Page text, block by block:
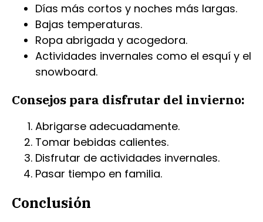
Días más cortos y noches más largas.
Bajas temperaturas.
Ropa abrigada y acogedora.
Actividades invernales como el esquí y el
snowboard.
Consejos para disfrutar del invierno:
Abrigarse adecuadamente.
Tomar bebidas calientes.
Disfrutar de actividades invernales.
Pasar tiempo en familia.
Conclusión